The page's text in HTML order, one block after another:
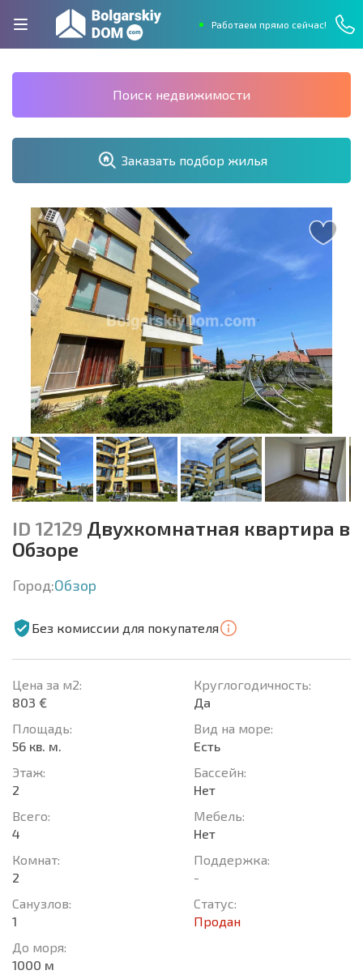
Работаем прямо сейчас!
Поиск недвижимости
Заказать подбор жилья
ID 12129 Двухкомнатная квартира в
Обзоре
Город:Обзор
Без комиссии для покупателя
Цена за м2:
803 €
Площадь:
56 кв. м.
Этаж:
2
Всего:
4
Комнат:
2
Санузлов:
1
До моря:
1000 м
Круглогодичность:
Да
Вид на море:
Есть
Басcейн:
Нет
Мебель:
Нет
Поддержка:
-
Статус:
Продан